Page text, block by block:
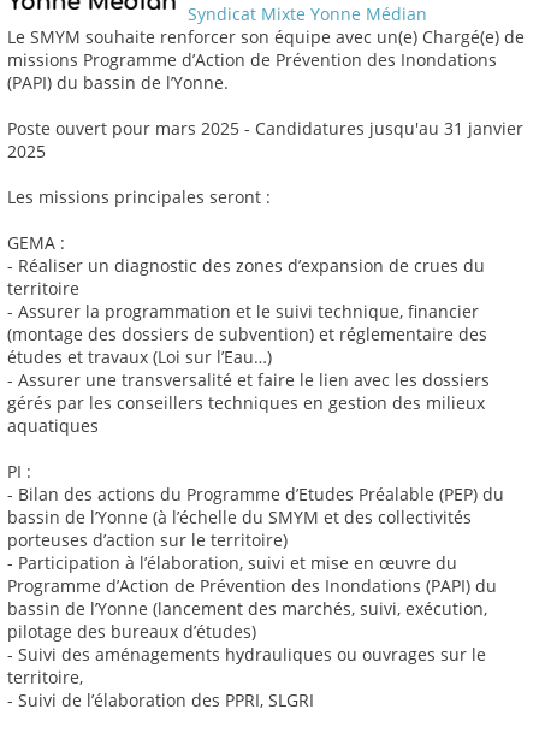
Syndicat Mixte Yonne Médian
Le SMYM souhaite renforcer son équipe avec un(e) Chargé(e) de
missions Programme d’Action de Prévention des Inondations
(PAPI) du bassin de l’Yonne.
Poste ouvert pour mars 2025 - Candidatures jusqu'au 31 janvier
2025
Les missions principales seront :
GEMA :
- Réaliser un diagnostic des zones d’expansion de crues du
territoire
- Assurer la programmation et le suivi technique, financier
(montage des dossiers de subvention) et réglementaire des
études et travaux (Loi sur l’Eau…)
- Assurer une transversalité et faire le lien avec les dossiers
gérés par les conseillers techniques en gestion des milieux
aquatiques
PI :
- Bilan des actions du Programme d’Etudes Préalable (PEP) du
bassin de l’Yonne (à l’échelle du SMYM et des collectivités
porteuses d’action sur le territoire)
- Participation à l’élaboration, suivi et mise en œuvre du
Programme d’Action de Prévention des Inondations (PAPI) du
bassin de l’Yonne (lancement des marchés, suivi, exécution,
pilotage des bureaux d’études)
- Suivi des aménagements hydrauliques ou ouvrages sur le
territoire,
- Suivi de l’élaboration des PPRI, SLGRI